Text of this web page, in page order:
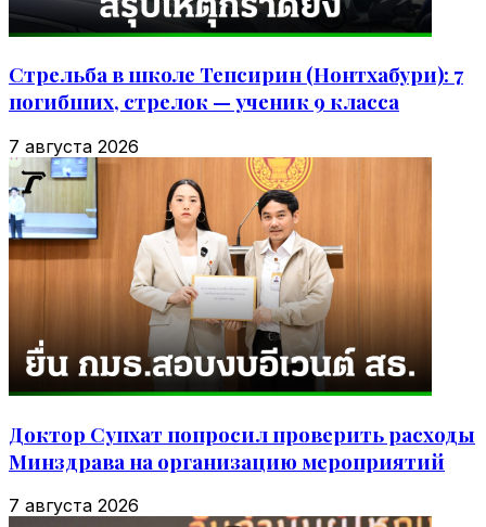
Стрельба в школе Тепсирин (Нонтхабури): 7
погибших, стрелок — ученик 9 класса
7 августа 2026
Доктор Супхат попросил проверить расходы
Минздрава на организацию мероприятий
7 августа 2026